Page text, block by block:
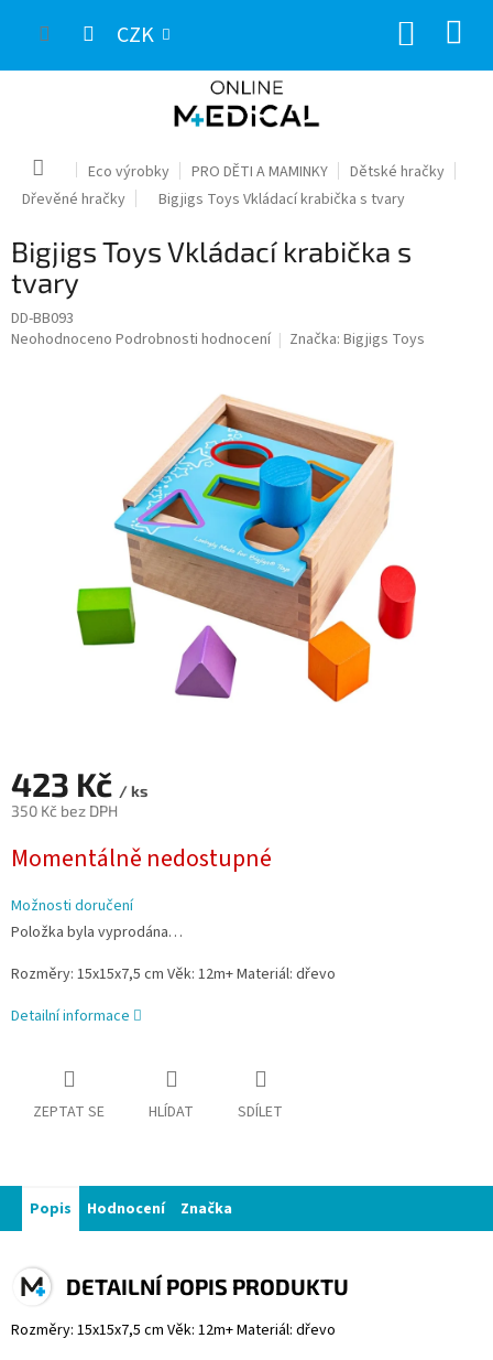
CZK
Domů Eco výrobky PRO DĚTI A MAMINKY
Dětské hračky
Dřevěné hračky
Bigjigs Toys Vkládací krabička s tvary
Bigjigs Toys Vkládací krabička s
tvary
DD-BB093
Průměrné
Neohodnoceno Podrobnosti hodnocení Značka: Bigjigs Toys
423 Kč / ks
350 Kč bez DPH
cena:
Momentálně nedostupné
Možnosti doručení
Položka byla vyprodána…
Rozměry: 15x15x7,5 cm Věk: 12m+ Materiál: dřevo
Detailní informace
ZEPTAT SE HLÍDAT SDÍLET
Popis Hodnocení Značka
DETAILNÍ POPIS PRODUKTU
Rozměry: 15x15x7,5 cm Věk: 12m+ Materiál: dřevo